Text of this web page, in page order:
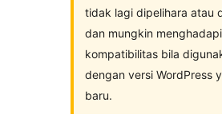
tidak lagi dipelihara atau
dan mungkin
kompatibilitas bila
dengan versi WordPress
baru.